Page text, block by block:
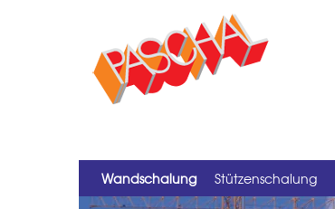
Wandschalung Stützenschalung